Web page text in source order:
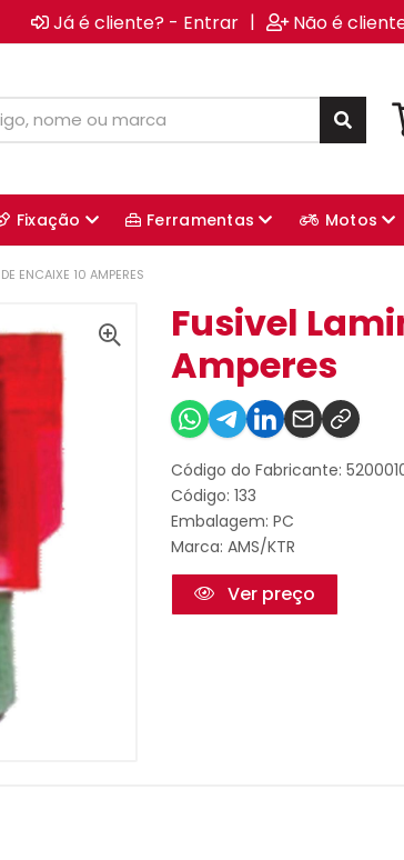
Já é cliente? - Entrar | Não é
Fixação Ferramentas Motos
ENCAIXE 10 AMPERES
Fusivel
Amperes
Código do Fabricante:
Código: 133
Embalagem: PC
Marca: AMS/KTR
Ver preço